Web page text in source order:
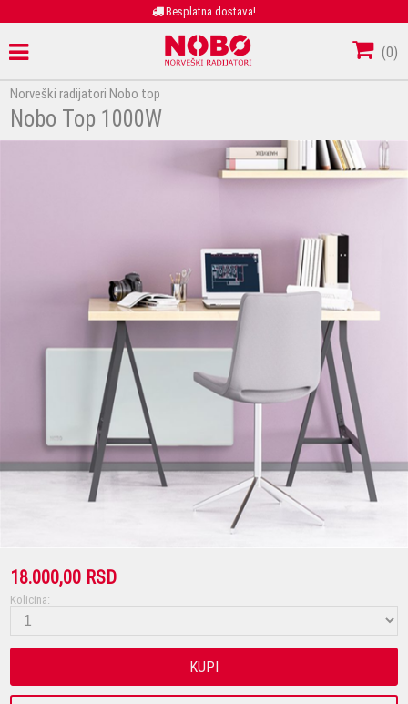
Besplatna dostava!
(0)
Norveški radijatori Nobo top
Nobo Top 1000W
18.000,00 RSD
Kolicina:
KUPI